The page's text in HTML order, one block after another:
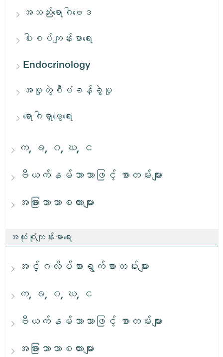
အသည်းရောဂါဗေဒ
ပါးစပ်ကျန်းမာရေး
Endocrinology
အမှုတွဲစီမံခန့်ခွဲမှု
ရောဂါရှာဖွေရေး
က, ခ, ဂ, ဃ, င
ဗီယက်နမ်ဘာသာဖြင့် စာတမ်းများ
အခြားဘာသာစကားများ
အလုံးစုံကျန်းမာရေး
အင်္ဂလိပ်စာရွက်စာတမ်းများ
က, ခ, ဂ, ဃ, င
ဗီယက်နမ်ဘာသာဖြင့် စာတမ်းများ
အခြားဘာသာစကားများ